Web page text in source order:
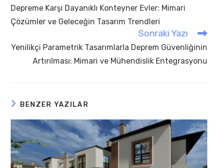
articles
Depreme Karşı Dayanıklı Konteyner Evler: Mimari
Çözümler ve Geleceğin Tasarım Trendleri
Sonraki Yazı
Yenilikçi Parametrik Tasarımlarla Deprem Güvenliğinin
Artırılması: Mimari ve Mühendislik Entegrasyonu
BENZER YAZILAR